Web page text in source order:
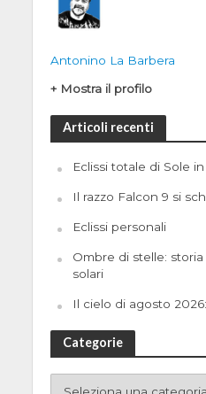
Antonino La Barbera
+ Mostra il profilo
Articoli recenti
Eclissi totale di Sole
Il razzo Falcon 9 si
Eclissi personali
Ombre di stelle:
solari
Il cielo di agosto
Categorie